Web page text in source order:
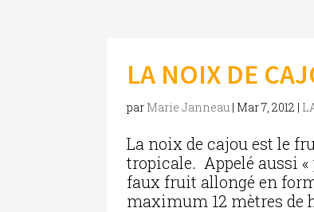
LA NOIX DE
par Marie Janneau | Mar 7, 2012 |
La noix de cajou est le
tropicale. Appelé aussi
faux fruit allongé en
maximum 12 mètres de